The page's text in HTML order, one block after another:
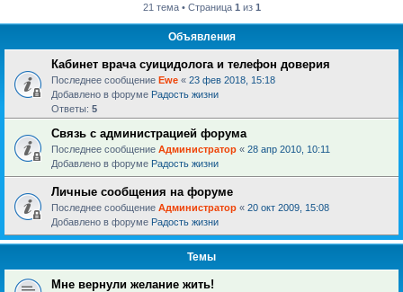
21 тема • Страница 1 из 1
Объявления
Кабинет врача суицидолога и телефон доверия
Последнее сообщение Ewe « 23 фев 2018, 15:18
Добавлено в форуме Радость жизни
Ответы: 5
Связь с администрацией форума
Последнее сообщение Администратор « 28 апр 2010, 10:11
Добавлено в форуме Радость жизни
Личные сообщения на форуме
Последнее сообщение Администратор « 20 окт 2009, 15:08
Добавлено в форуме Радость жизни
Темы
Мне вернули желание жить!